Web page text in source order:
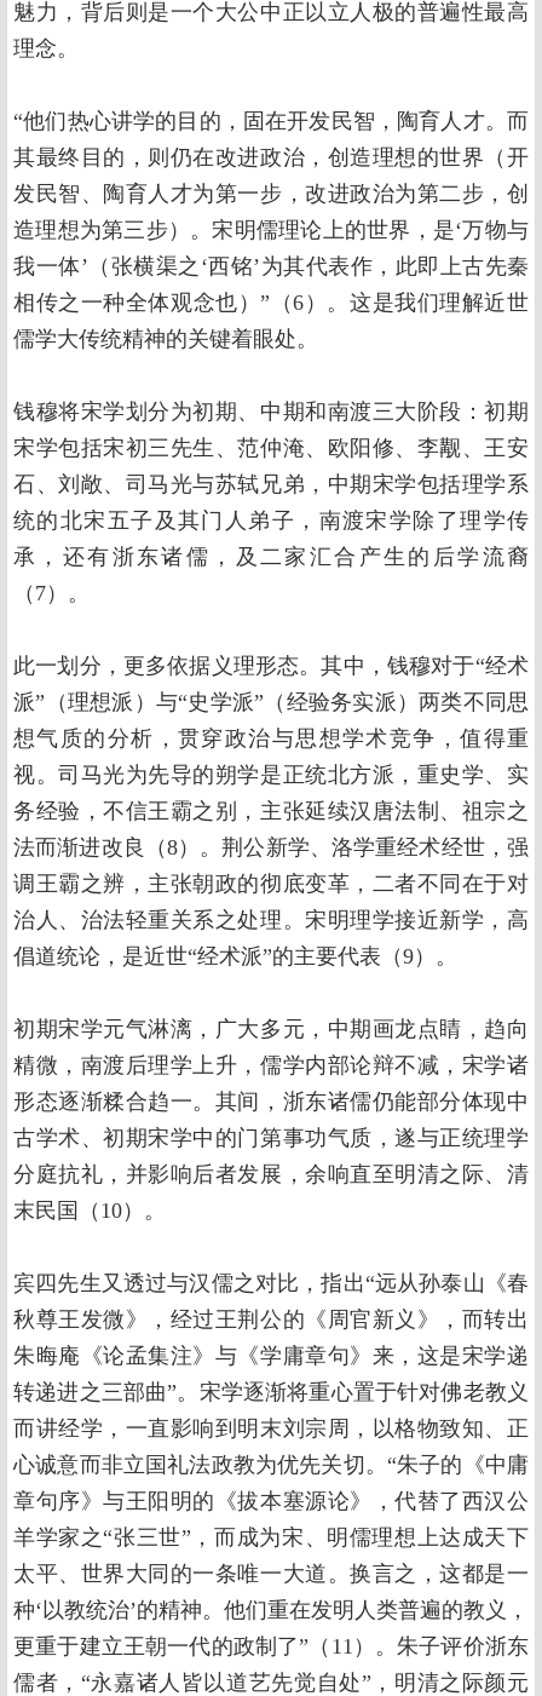
魅力，背后则是一个大公中正以立人极的普遍性最高
理念。
“他们热心讲学的目的，固在开发民智，陶育人才。而
其最终目的，则仍在改进政治，创造理想的世界（开
发民智、陶育人才为第一步，改进政治为第二步，创
造理想为第三步）。宋明儒理论上的世界，是‘万物与
我一体’（张横渠之‘西铭’为其代表作，此即上古先秦
相传之一种全体观念也）”（6）。这是我们理解近世
儒学大传统精神的关键着眼处。
钱穆将宋学划分为初期、中期和南渡三大阶段：初期
宋学包括宋初三先生、范仲淹、欧阳修、李觏、王安
石、刘敞、司马光与苏轼兄弟，中期宋学包括理学系
统的北宋五子及其门人弟子，南渡宋学除了理学传
承，还有浙东诸儒，及二家汇合产生的后学流裔
（7）。
此一划分，更多依据义理形态。其中，钱穆对于“经术
派”（理想派）与“史学派”（经验务实派）两类不同思
想气质的分析，贯穿政治与思想学术竞争，值得重
视。司马光为先导的朔学是正统北方派，重史学、实
务经验，不信王霸之别，主张延续汉唐法制、祖宗之
法而渐进改良（8）。荆公新学、洛学重经术经世，强
调王霸之辨，主张朝政的彻底变革，二者不同在于对
治人、治法轻重关系之处理。宋明理学接近新学，高
倡道统论，是近世“经术派”的主要代表（9）。
初期宋学元气淋漓，广大多元，中期画龙点睛，趋向
精微，南渡后理学上升，儒学内部论辩不减，宋学诸
形态逐渐糅合趋一。其间，浙东诸儒仍能部分体现中
古学术、初期宋学中的门第事功气质，遂与正统理学
分庭抗礼，并影响后者发展，余响直至明清之际、清
末民国（10）。
宾四先生又透过与汉儒之对比，指出“远从孙泰山《春
秋尊王发微》，经过王荆公的《周官新义》，而转出
朱晦庵《论孟集注》与《学庸章句》来，这是宋学递
转递进之三部曲”。宋学逐渐将重心置于针对佛老教义
而讲经学，一直影响到明末刘宗周，以格物致知、正
心诚意而非立国礼法政教为优先关切。“朱子的《中庸
章句序》与王阳明的《拔本塞源论》，代替了西汉公
羊学家之“张三世”，而成为宋、明儒理想上达成天下
太平、世界大同的一条唯一大道。换言之，这都是一
种‘以教统治’的精神。他们重在发明人类普遍的教义，
更重于建立王朝一代的政制了”（11）。朱子评价浙东
儒者，“永嘉诸人皆以道艺先觉自处”，明清之际颜元